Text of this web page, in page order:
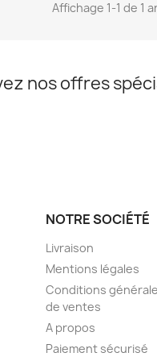
Affichage 1-1 de 1
nos offres
NOTRE SOCIÉTÉ
Livraison
Mentions légales
Conditions
de ventes
A propos
Paiement sécurisé